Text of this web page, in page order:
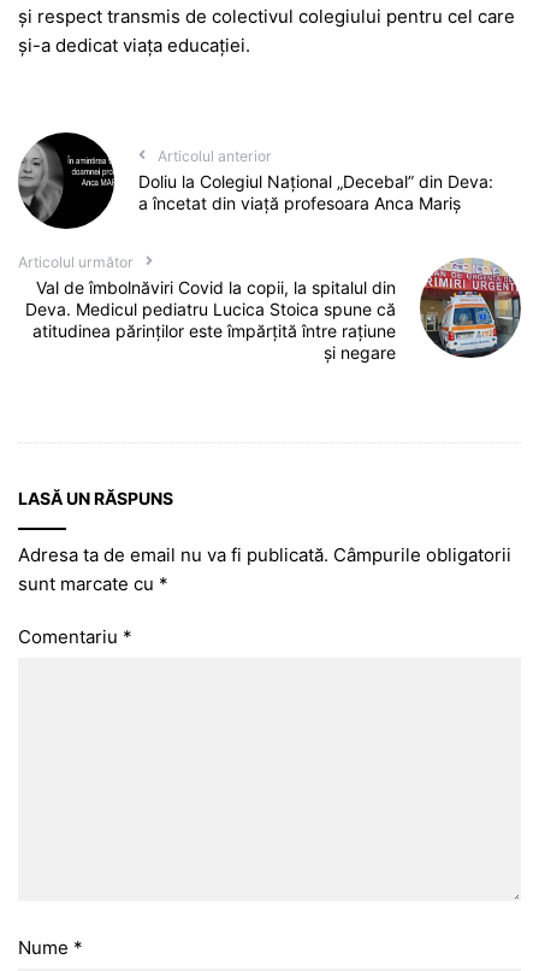
și respect transmis de colectivul colegiului pentru cel care
și-a dedicat viața educației.
Articolul anterior
Doliu la Colegiul Național „Decebal” din Deva:
a încetat din viață profesoara Anca Mariș
Articolul următor
Val de îmbolnăviri Covid la copii, la spitalul din
Deva. Medicul pediatru Lucica Stoica spune că
atitudinea părinților este împărțită între rațiune
și negare
LASĂ UN RĂSPUNS
Adresa ta de email nu va fi publicată. Câmpurile obligatorii
sunt marcate cu *
Comentariu *
Nume *